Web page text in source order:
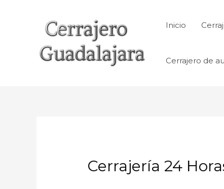
Inicio
Cerrajero de
Cerrajería 24